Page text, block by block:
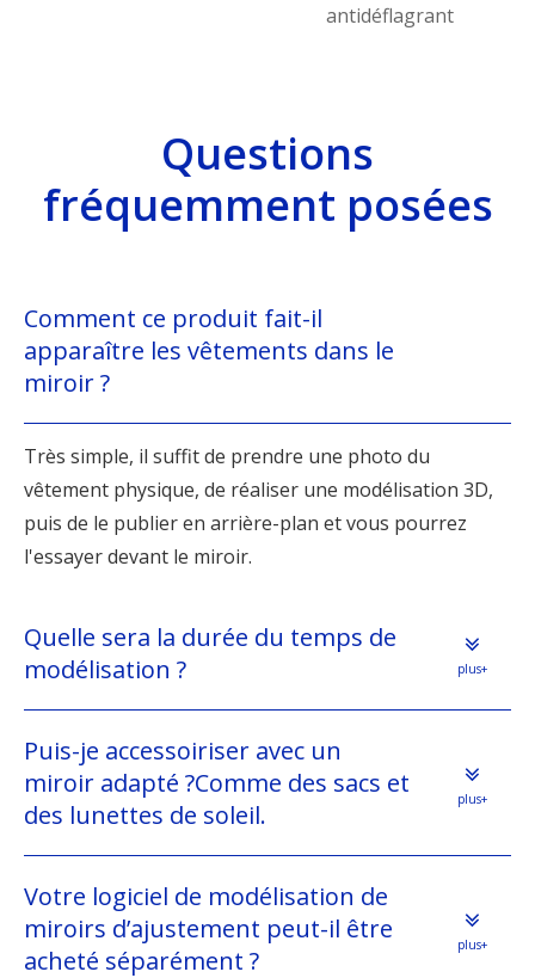
antidéflagrant
Questions
fréquemment posées
Comment ce produit fait-il
apparaître les vêtements dans le
miroir ?
Très simple, il suffit de prendre une photo du
vêtement physique, de réaliser une modélisation 3D,
puis de le publier en arrière-plan et vous pourrez
l'essayer devant le miroir.
Quelle sera la durée du temps de
modélisation ?
plus+
Puis-je accessoiriser avec un
miroir adapté ?Comme des sacs et
des lunettes de soleil.
plus+
Votre logiciel de modélisation de
miroirs d’ajustement peut-il être
acheté séparément ?
plus+